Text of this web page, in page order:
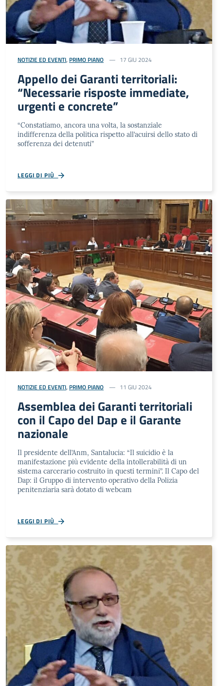
NOTIZIE ED EVENTI, PRIMO PIANO 17 GIU 2024
Appello dei Garanti territoriali:
“Necessarie risposte immediate,
urgenti e concrete”
“Constatiamo, ancora una volta, la sostanziale
indifferenza della politica rispetto all’acuirsi dello stato di
sofferenza dei detenuti”
LEGGI DI PIÙ
NOTIZIE ED EVENTI, PRIMO PIANO 11 GIU 2024
Assemblea dei Garanti territoriali
con il Capo del Dap e il Garante
nazionale
Il presidente dell’Anm, Santalucia: “Il suicidio è la
manifestazione più evidente della intollerabilità di un
sistema carcerario costruito in questi termini”. Il Capo del
Dap: il Gruppo di intervento operativo della Polizia
penitenziaria sarà dotato di webcam
LEGGI DI PIÙ